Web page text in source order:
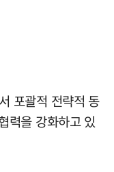
포괄적 전략적 동
력을 강화하고 있